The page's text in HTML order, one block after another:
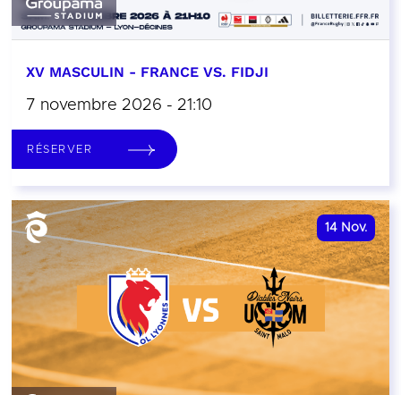
XV MASCULIN - FRANCE VS. FIDJI
7 novembre 2026 - 21:10
RÉSERVER
14 Nov.